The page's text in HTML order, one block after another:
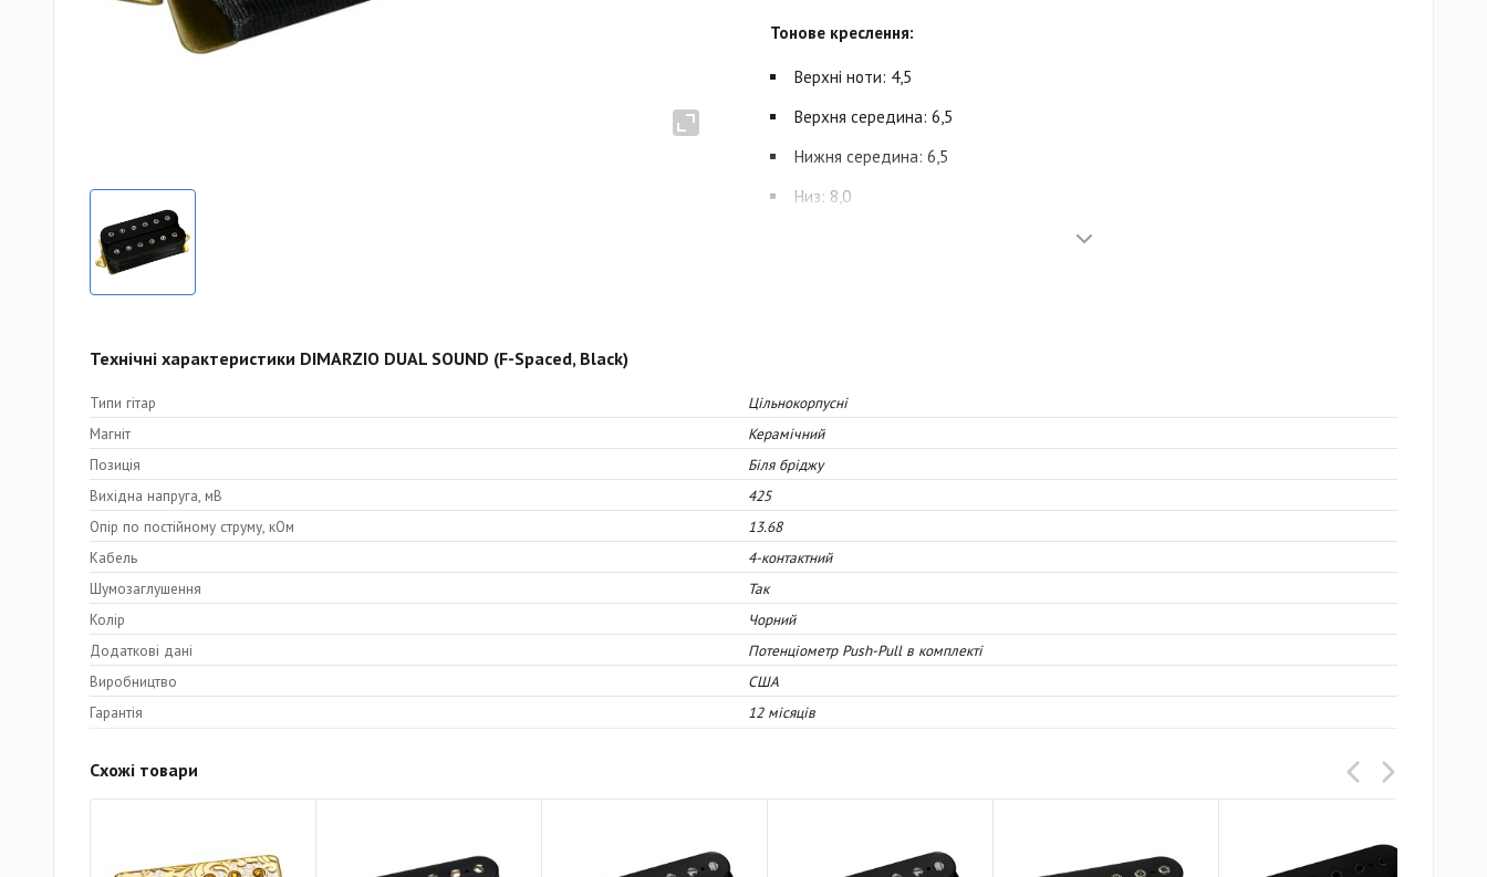
Тонове креслення:
Верхні ноти: 4,5
Верхня середина: 6,5
Нижня середина: 6,5
Низ: 8,0
Технічні характеристики DIMARZIO DUAL SOUND (F-Spaced, Black)
Типи гітар
Цільнокорпусні
Магніт
Керамічний
Позиція
Біля бріджу
Вихідна напруга, мВ
425
Опір по постійному струму, кОм
13.68
Кабель
4-контактний
Шумозаглушення
Так
Колір
Чорний
Додаткові дані
Потенціометр Push-Pull в комплекті
Виробництво
США
Гарантія
12 місяців
Схожі товари